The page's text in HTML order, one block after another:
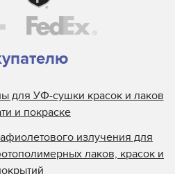
для УФ-сушки красок и лаков
и покраске
излучения для
лаков, красок и